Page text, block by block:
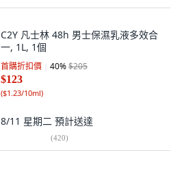
C2Y 凡士林 48h 男士保濕乳液多效合
一, 1L, 1個
首購折扣價 40%$205
$123
($1.23/10ml)
8/11 星期二 預計送達
(420)